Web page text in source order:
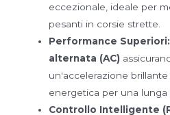
eccezionale, ideale per
pesanti in corsie strette.
Performance Superiori:
alternata (AC)
un'accelerazione
energetica per una lunga
Controllo Intelligente